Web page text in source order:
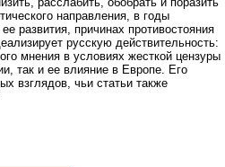
направления, в годы
развития, причинах противостояния
русскую действительность:
мнения в условиях жесткой цензуры
так и ее влияние в Европе. Его
взглядов, чьи статьи также